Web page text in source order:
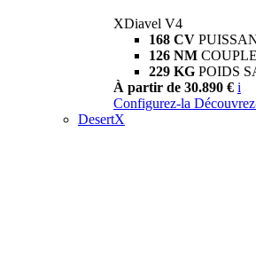
XDiavel V4
168 CV
126 NM COUPLE
229 KG POIDS
À partir de 30.890 € i
Configurez-la
DesertX